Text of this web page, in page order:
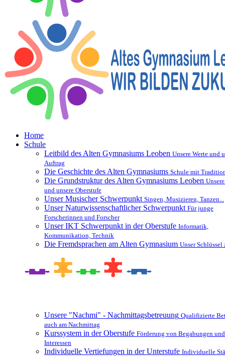
Home
Schule
Leitbild des Alten Gymnasiums Leoben Unsere Werte und
Auftrag
Die Geschichte des Alten Gymnasiums Schule mit
Die Grundstruktur des Alten Gymnasiums Leoben
und unsere Oberstufe
Unser Musischer Schwerpunkt Singen, Musizieren, Tanzen...
Unser Naturwissenschaftlicher Schwerpunkt Für junge
Forscherinnen und Forscher
Unser IKT Schwerpunkt in der Oberstufe Informatik,
Kommunikation, Technik
Die Fremdsprachen am Alten Gymnasium Unser Schlüssel
Unsere "Nachmi" - Nachmittagsbetreuung Qualifizierte
auch am Nachmittag
Kurssystem in der Oberstufe Förderung von Begabungen und
Interessen
Individuelle Vertiefungen in der Unterstufe Individuelle